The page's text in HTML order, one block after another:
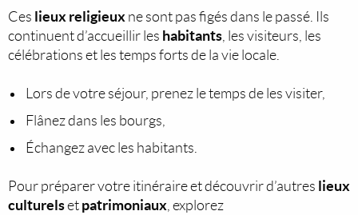
Ces lieux religieux ne sont pas figés dans le passé. Ils
continuent d’accueillir les habitants, les visiteurs, les
célébrations et les temps forts de la vie locale.
Lors de votre séjour, prenez le temps de les visiter,
Flânez dans les bourgs,
Échangez avec les habitants.
Pour préparer votre itinéraire et découvrir d’autres lieux
culturelset patrimoniaux, explorez